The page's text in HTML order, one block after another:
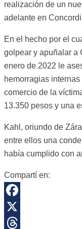
realización de un
adelante en
En el hecho por el
golpear y apuñalar a
enero de 2022 le
hemorragias
comercio de la
13.350 pesos y una
Kahl, oriundo de
entre ellos una
había cumplido con
Compartí en:
Facebook
X